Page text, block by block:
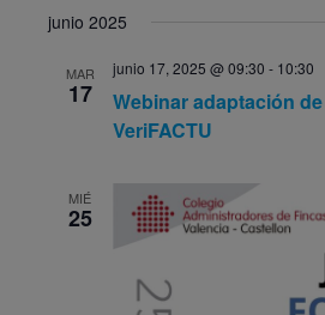
junio 2025
MAR
17
junio 17, 2025 @ 09:30 - 10:30
Webinar adaptación
VeriFACTU
MIÉ
25